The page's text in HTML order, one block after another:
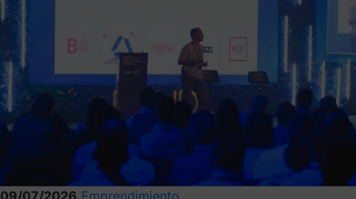
09/07/2026 Emprendimiento